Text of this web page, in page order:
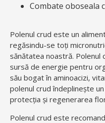
Combate oboseala
Polenul crud este un
regăsindu-se toți
sănătatea noastră.
sursă de energie pentru
său bogat în aminoacizi,
polenul crud îndeplinește
protecţia şi regenerarea
Polenul crud este